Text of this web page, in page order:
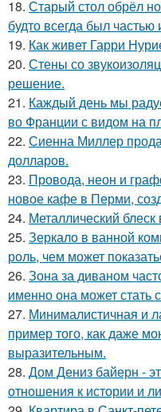
18. Старый стол обрёл
будто всегда был частью
19. Как живет Гарри
20. Стены со
решение.
21. Каждый день мы
во Франции с видом на
22. Сиенна Миллер
долларов.
23. Провода, неон и
новое кафе в Перми,
24. Металлический
25. Зеркало в ванной
роль, чем может
26. Зона за диваном
именно она может стать
27. Минималистичная и
пример того, как даже
выразительным.
28. Дом Дениз байерн -
отношения к истории и